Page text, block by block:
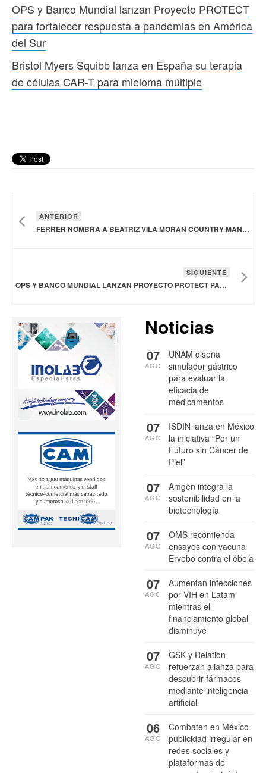
OPS y Banco Mundial lanzan Proyecto PROTECT
para fortalecer respuesta a pandemias en América
del Sur
Bristol Myers Squibb lanza en España su terapia
de células CAR-T para mieloma múltiple
ANTERIOR
FERRER NOMBRA A BEATRIZ VILA MORAN COUNTRY MANAGER PARA MÉXICO
SIGUIENTE
OPS Y BANCO MUNDIAL LANZAN PROYECTO PROTECT PARA FORTALECER RESPUESTA A PANDEMIAS EN AMÉRICA DEL SUR
Noticias
UNAM diseña
simulador gástrico
para evaluar la
eficacia de
medicamentos
07
AGO
ISDIN lanza en México
la iniciativa “Por un
Futuro sin Cáncer de
Piel”
07
AGO
Amgen integra la
sostenibilidad en la
biotecnología
07
AGO
OMS recomienda
ensayos con vacuna
Ervebo contra el ébola
07
AGO
Aumentan infecciones
por VIH en Latam
mientras el
financiamiento global
disminuye
07
AGO
GSK y Relation
refuerzan alianza para
descubrir fármacos
mediante inteligencia
artificial
07
AGO
Combaten en México
publicidad irregular en
redes sociales y
plataformas de
06
AGO